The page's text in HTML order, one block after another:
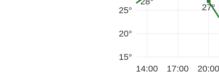
15°
20°
25°
27°
14:00 17:00 20:00